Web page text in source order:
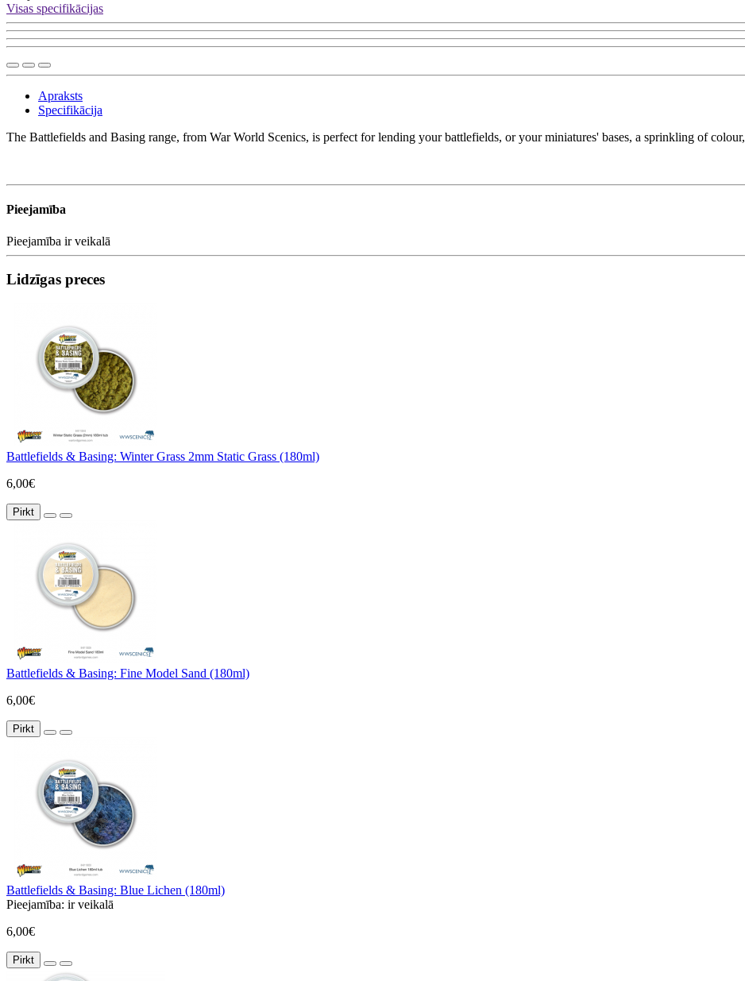
Visas specifikācijas
Apraksts
Specifikācija
The Battlefields and Basing range, from War World Scenics, is perfect for lending your battlefields, or your miniatures' bases, a sprinkling of
Pieejamība
Pieejamība ir veikalā
Lidzīgas preces
Battlefields & Basing: Winter Grass 2mm Static Grass (180ml)
6,00€
Pirkt
Battlefields & Basing: Fine Model Sand (180ml)
6,00€
Pirkt
Battlefields & Basing: Blue Lichen (180ml)
Pieejamība: ir veikalā
6,00€
Pirkt